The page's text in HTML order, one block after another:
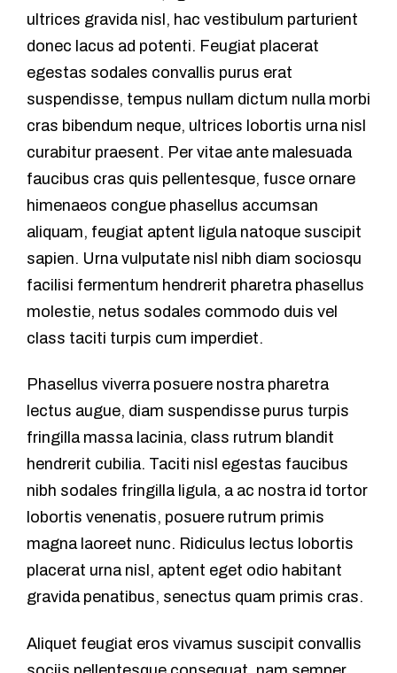
ultrices gravida nisl, hac vestibulum parturient
donec lacus ad potenti. Feugiat placerat
egestas sodales convallis purus erat
suspendisse, tempus nullam dictum nulla morbi
cras bibendum neque, ultrices lobortis urna nisl
curabitur praesent. Per vitae ante malesuada
faucibus cras quis pellentesque, fusce ornare
himenaeos congue phasellus accumsan
aliquam, feugiat aptent ligula natoque suscipit
sapien. Urna vulputate nisl nibh diam sociosqu
facilisi fermentum hendrerit pharetra phasellus
molestie, netus sodales commodo duis vel
class taciti turpis cum imperdiet.
Phasellus viverra posuere nostra pharetra
lectus augue, diam suspendisse purus turpis
fringilla massa lacinia, class rutrum blandit
hendrerit cubilia. Taciti nisl egestas faucibus
nibh sodales fringilla ligula, a ac nostra id tortor
lobortis venenatis, posuere rutrum primis
magna laoreet nunc. Ridiculus lectus lobortis
placerat urna nisl, aptent eget odio habitant
gravida penatibus, senectus quam primis cras.
Aliquet feugiat eros vivamus suscipit convallis